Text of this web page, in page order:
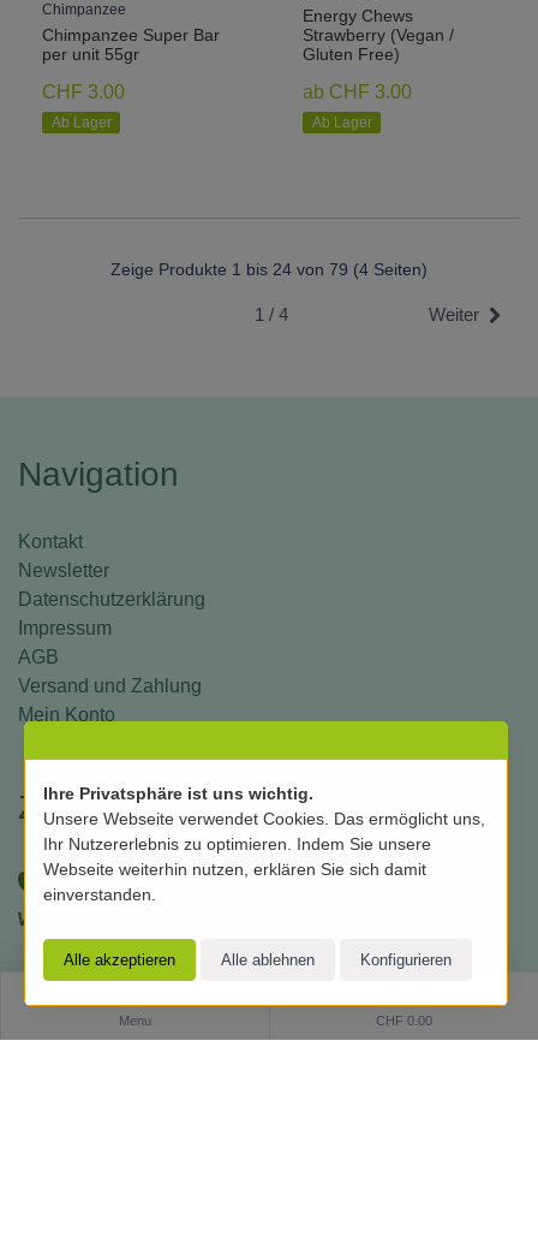
Menu CHF 0.00
Chimpanzee
Chimpanzee Super Bar
per unit 55gr
CHF 3.00
Ab Lager
Energy Chews
Strawberry (Vegan /
Gluten Free)
ab CHF 3.00
Ab Lager
Zeige Produkte 1 bis 24 von 79 (4 Seiten)
1 / 4 Weiter
Navigation
Kontakt
Newsletter
Datenschutzerklärung
Impressum
AGB
Versand und Zahlung
Mein Konto
Zahlungsmittel
Folgen Sie uns in den Social
Ihre Privatsphäre ist uns wichtig.
Unsere Webseite verwendet Cookies. Das ermöglicht uns,
Ihr Nutzererlebnis zu optimieren. Indem Sie unsere
Webseite weiterhin nutzen, erklären Sie sich damit
einverstanden.